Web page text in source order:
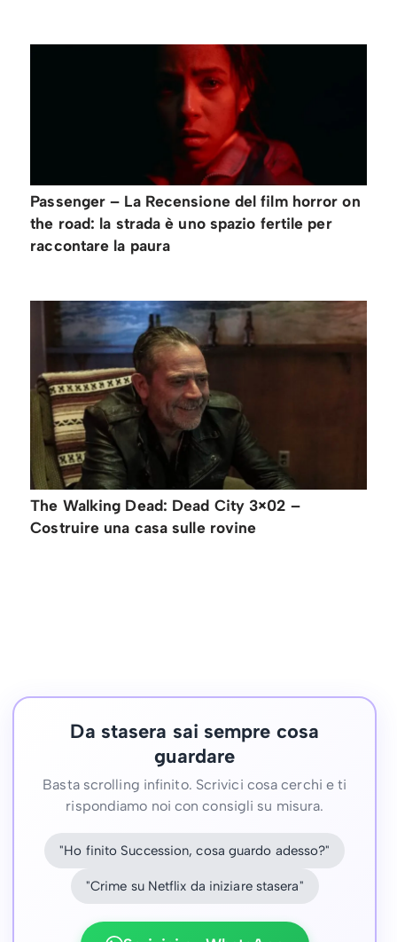
Passenger – La Recensione del film horror on
the road: la strada è uno spazio fertile per
raccontare la paura
The Walking Dead: Dead City 3×02 –
Costruire una casa sulle rovine
Da stasera sai sempre cosa
guardare
Basta scrolling infinito. Scrivici cosa cerchi e ti
rispondiamo noi con consigli su misura.
"Ho finito Succession, cosa guardo adesso?"
"Crime su Netflix da iniziare stasera"